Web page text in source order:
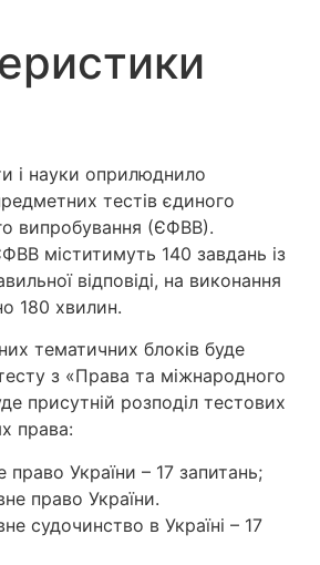
і науки оприлюднило
тестів єдиного
випробування (ЄФВВ).
міститимуть 140 завдань із
відповіді, на виконання
180 хвилин.
тематичних блоків буде
з «Права та міжнародного
присутній розподіл тестових
права:
право України – 17 запитань;
право України.
судочинство в Україні – 17